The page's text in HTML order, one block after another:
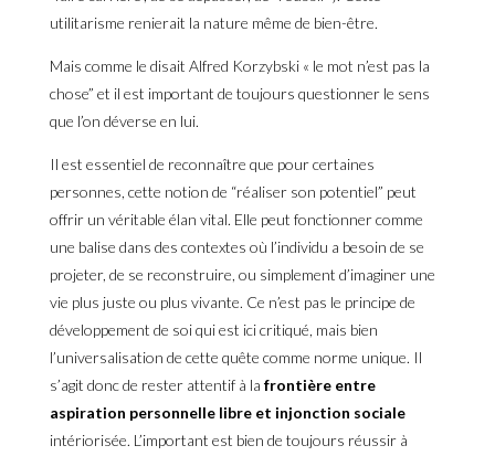
utilitarisme renierait la nature même de bien-être.
Mais comme le disait Alfred Korzybski « le mot n’est pas la
chose” et il est important de toujours questionner le sens
que l’on déverse en lui.
Il est essentiel de reconnaître que pour certaines
personnes, cette notion de “réaliser son potentiel” peut
offrir un véritable élan vital. Elle peut fonctionner comme
une balise dans des contextes où l’individu a besoin de se
projeter, de se reconstruire, ou simplement d’imaginer une
vie plus juste ou plus vivante. Ce n’est pas le principe de
développement de soi qui est ici critiqué, mais bien
l’universalisation de cette quête comme norme unique. Il
s’agit donc de rester attentif à la frontière entre
aspiration personnelle libre et injonction sociale
intériorisée. L’important est bien de toujours réussir à